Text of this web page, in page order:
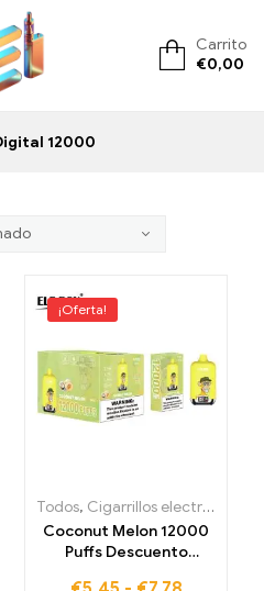
Carrito
€0,00
12000
,Cigarrillos
¡Oferta!
Todos, Cigarrillos electrónicos desechables
Coconut Melon 12000
Puffs Descuento